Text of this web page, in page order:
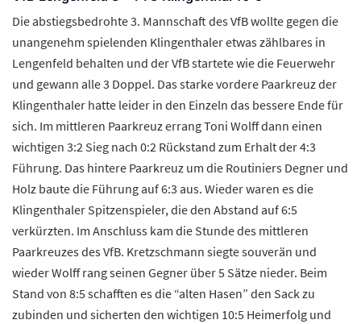
Die abstiegsbedrohte 3. Mannschaft des VfB wollte gegen die
unangenehm spielenden Klingenthaler etwas zählbares in
Lengenfeld behalten und der VfB startete wie die Feuerwehr
und gewann alle 3 Doppel. Das starke vordere Paarkreuz der
Klingenthaler hatte leider in den Einzeln das bessere Ende für
sich. Im mittleren Paarkreuz errang Toni Wolff dann einen
wichtigen 3:2 Sieg nach 0:2 Rückstand zum Erhalt der 4:3
Führung. Das hintere Paarkreuz um die Routiniers Degner und
Holz baute die Führung auf 6:3 aus. Wieder waren es die
Klingenthaler Spitzenspieler, die den Abstand auf 6:5
verkürzten. Im Anschluss kam die Stunde des mittleren
Paarkreuzes des VfB. Kretzschmann siegte souverän und
wieder Wolff rang seinen Gegner über 5 Sätze nieder. Beim
Stand von 8:5 schafften es die “alten Hasen” den Sack zu
zubinden und sicherten den wichtigen 10:5 Heimerfolg und